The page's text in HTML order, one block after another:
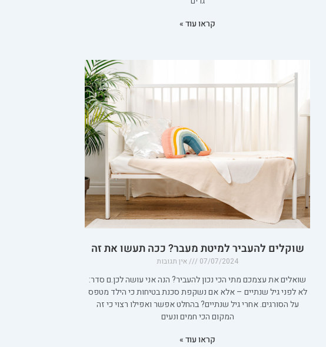
קראו עוד »
שוקלים להעביר למיטת מעבר? ככה תעשו את זה
07/07/2024 אין תגובות
שואלים את עצמכם מתי הכי נכון להעביר? הנה אני עושה לכן.ם סדר:
לא לפני גיל שנתיים – אלא אם נשקפת סכנת בטיחות כי הילד מטפס
על הסורגים. אחרי גיל שנתיים? בהחלט אפשר ואפילו רצוי כי זה
המקום הכי חמים ונעים
קראו עוד »